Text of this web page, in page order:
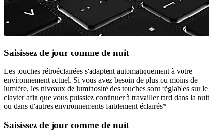
Saisissez de jour comme de nuit
Les touches rétroéclairées s'adaptent automatiquement à votre
environnement actuel. Si vous avez besoin de plus ou moins de
lumière, les niveaux de luminosité des touches sont réglables sur le
clavier afin que vous puissiez continuer à travailler tard dans la nuit
ou dans d'autres environnements faiblement éclairés*
Saisissez de jour comme de nuit